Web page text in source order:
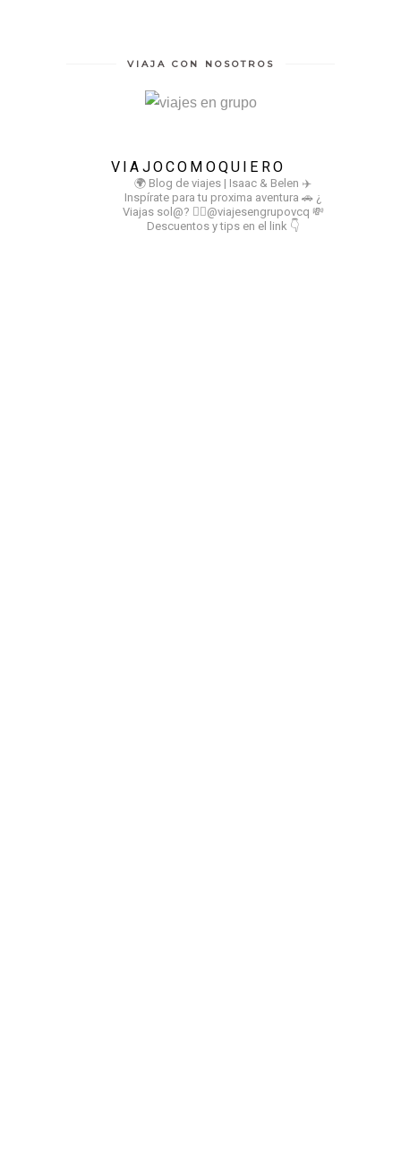
VIAJA CON NOSOTROS
VIAJOCOMOQUIERO
🌍 Blog de viajes | Isaac & Belen ✈️
Inspírate para tu proxima aventura 🚗 ¿
Viajas sol@? 👉🏻@viajesengrupovcq 💸
Descuentos y tips en el link 👇